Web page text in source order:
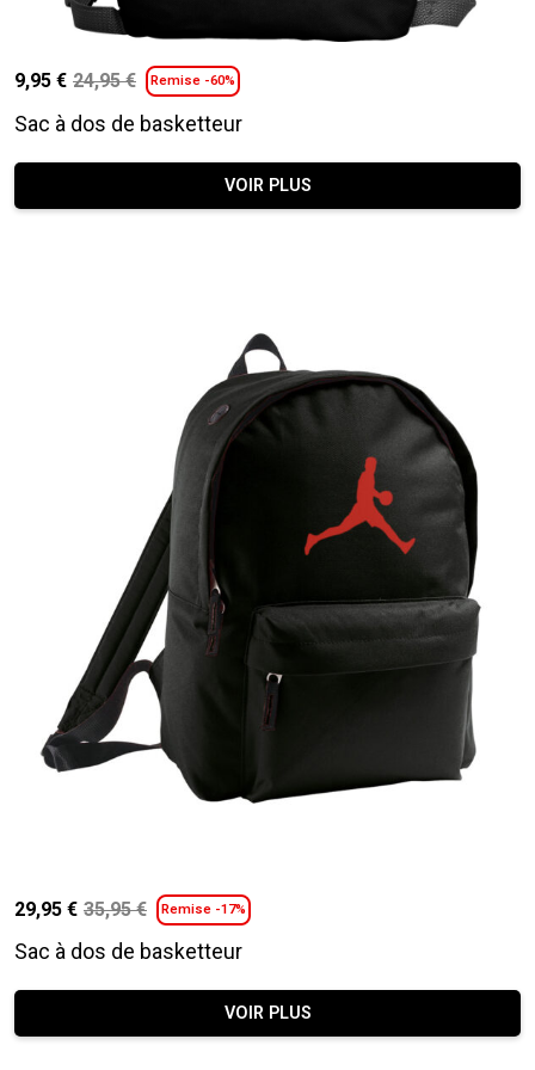
24,95€
Le
prix
24,95 €.
9,95 €
Le
prix
9,95 €.
Remise -60%
Sac à dos de basketteur
VOIR PLUS
35,95€
Le
prix
35,95 €.
29,95 €
Le
prix
29,95 €.
Remise -17%
Sac à dos de basketteur
VOIR PLUS